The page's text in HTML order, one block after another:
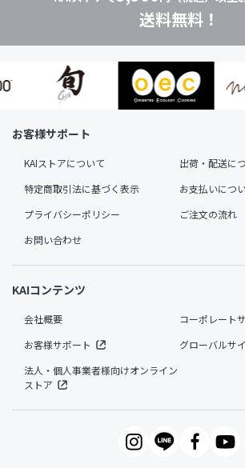
送料無料！
お客様サポート
KAIストアについて
出荷・配送に
特定商取引法に基づく表示
お支払いにつ
プライバシーポリシー
ご注文の流れ
お問い合わせ
KAIコンテンツ
会社概要
コーポレート
お客様サポート
グローバルサ
法人・個人事業者様向けオンライン
ストア